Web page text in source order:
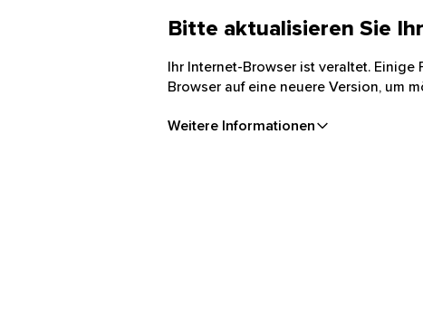
Bitte aktualisieren Sie
Ihr Internet-Browser ist veraltet.
Browser auf eine neuere Version, um
Weitere Informationen